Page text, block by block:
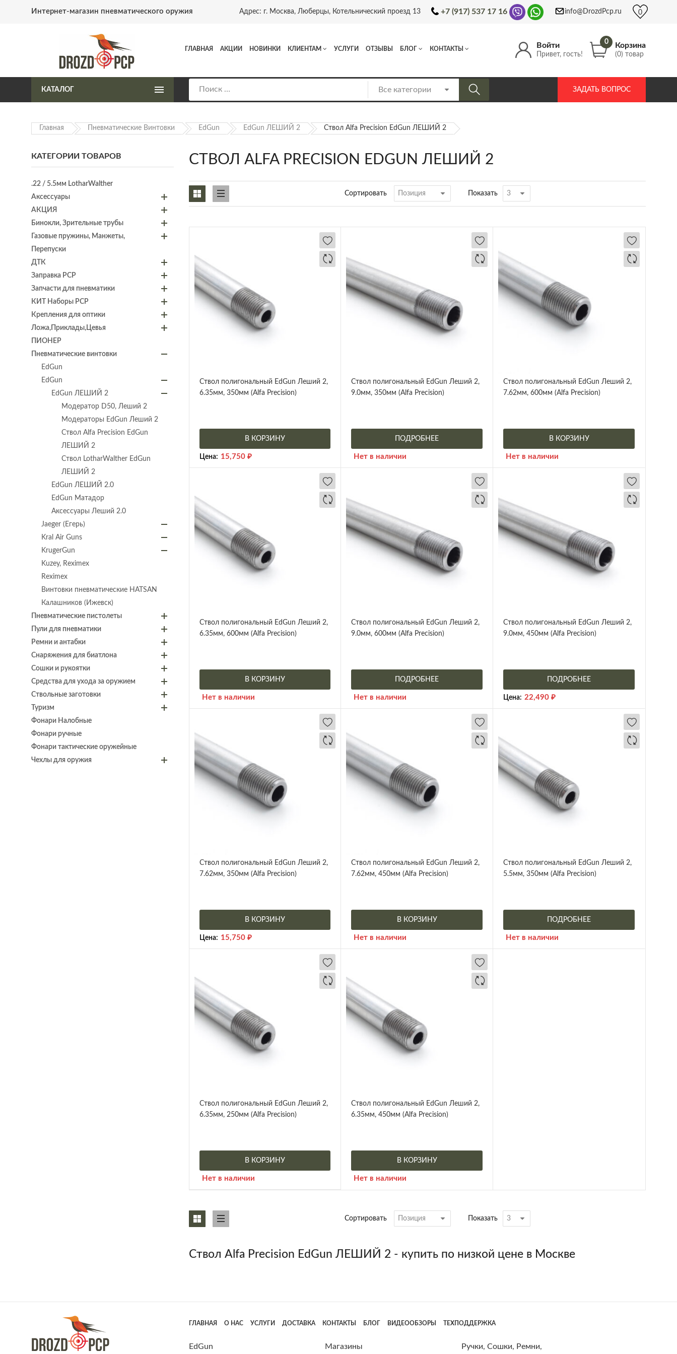
Интернет-магазин пневматического оружия Адрес: г. Москва, Люберцы, Котельнический проезд 13 +7 (917) 537 17 16 info@DrozdPcp.ru 0
Войти
Привет, гость!
0 Корзина
(0) товар
ГЛАВНАЯ АКЦИИ НОВИНКИ КЛИЕНТАМ УСЛУГИ ОТЗЫВЫ БЛОГ КОНТАКТЫ
КАТАЛОГ ЗАДАТЬ ВОПРОС
Главная Пневматические Винтовки EdGun EdGun ЛЕШИЙ 2 Ствол Alfa Precision EdGun ЛЕШИЙ 2
СТВОЛ ALFA PRECISION EDGUN ЛЕШИЙ 2
Сортировать Показать
Ствол полигональный EdGun Леший 2,
6.35мм, 350мм (Alfa Precision)
В КОРЗИНУ
Цена: 15,750 ₽
Ствол полигональный EdGun Леший 2,
9.0мм, 350мм (Alfa Precision)
ПОДРОБНЕЕ
Нет в наличии
Ствол полигональный EdGun Леший 2,
7.62мм, 600мм (Alfa Precision)
В КОРЗИНУ
Нет в наличии
Ствол полигональный EdGun Леший 2,
6.35мм, 600мм (Alfa Precision)
В КОРЗИНУ
Нет в наличии
Ствол полигональный EdGun Леший 2,
9.0мм, 600мм (Alfa Precision)
ПОДРОБНЕЕ
Нет в наличии
Ствол полигональный EdGun Леший 2,
9.0мм, 450мм (Alfa Precision)
ПОДРОБНЕЕ
Цена: 22,490₽
Ствол полигональный EdGun Леший 2,
7.62мм, 350мм (Alfa Precision)
В КОРЗИНУ
Цена: 15,750 ₽
Ствол полигональный EdGun Леший 2,
7.62мм, 450мм (Alfa Precision)
В КОРЗИНУ
Нет в наличии
Ствол полигональный EdGun Леший 2,
5.5мм, 350мм (Alfa Precision)
ПОДРОБНЕЕ
Нет в наличии
Ствол полигональный EdGun Леший 2,
6.35мм, 250мм (Alfa Precision)
В КОРЗИНУ
Нет в наличии
Ствол полигональный EdGun Леший 2,
6.35мм, 450мм (Alfa Precision)
В КОРЗИНУ
Нет в наличии
Сортировать Показать
Ствол Alfa Precision EdGun ЛЕШИЙ 2 - купить по низкой цене в Москве
КАТЕГОРИИ ТОВАРОВ
.22 / 5.5мм LotharWalther
Аксессуары
АКЦИЯ
Бинокли, Зрительные трубы
Газовые пружины, Манжеты,
Перепуски
ДТК
Заправка PCP
Запчасти для пневматики
КИТ Наборы PCP
Крепления для оптики
Ложа,Приклады,Цевья
ПИОНЕР
Пневматические винтовки
EdGun
EdGun
EdGun ЛЕШИЙ 2
Модератор D50, Леший 2
Модераторы EdGun Леший 2
Ствол Alfa Precision EdGun
ЛЕШИЙ 2
Ствол LotharWalther EdGun
ЛЕШИЙ 2
EdGun ЛЕШИЙ 2.0
EdGun Матадор
Аксессуары Леший 2.0
Jaeger (Егерь)
Kral Air Guns
KrugerGun
Kuzey, Reximex
Reximex
Винтовки пневматические HATSAN
Калашников (Ижевск)
Пневматические пистолеты
Пули для пневматики
Ремни и антабки
Снаряжения для биатлона
Сошки и рукоятки
Средства для ухода за оружием
Ствольные заготовки
Туризм
Фонари Налобные
Фонари ручные
Фонари тактические оружейные
Чехлы для оружия
ГЛАВНАЯ О НАС УСЛУГИ ДОСТАВКА КОНТАКТЫ БЛОГ ВИДЕООБЗОРЫ ТЕХПОДДЕРЖКА
EdGun Магазины
Ручки, Сошки, Ремни,